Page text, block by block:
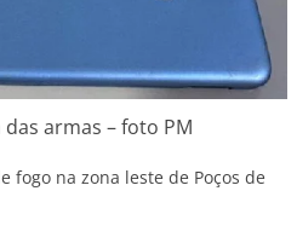
armas – foto PM
fogo na zona leste de Poços de